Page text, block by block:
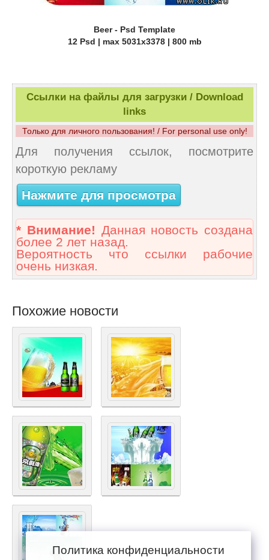
Beer - Psd Template
12 Psd | max 5031x3378 | 800 mb
Ссылки на файлы для загрузки / Download
links
Только для личного пользования! / For personal use only!
Для получения ссылок, посмотрите
короткую рекламу
Нажмите для просмотра
* Внимание! Данная новость создана
более 2 лет назад.
Вероятность что ссылки рабочие
очень низкая.
Похожие новости
Политика конфиденциальности